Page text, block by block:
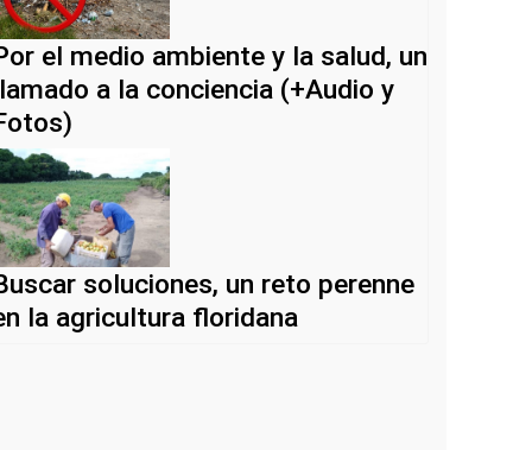
el medio ambiente y la salud, un
a la conciencia (+Audio y
soluciones, un reto perenne
la agricultura floridana